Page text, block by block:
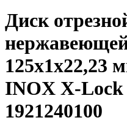
Диск
125х1х22,23
INOX X-
1921240100